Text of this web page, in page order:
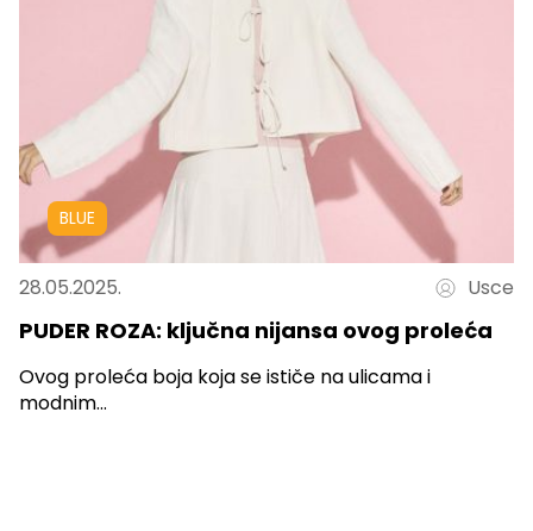
BLUE
28.05.2025. Usce
PUDER ROZA: ključna nijansa ovog proleća
Ovog proleća boja koja se ističe na ulicama i
modnim...